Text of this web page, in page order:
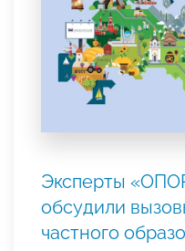
Эксперты
обсудили
частного